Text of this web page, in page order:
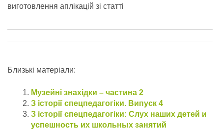
виготовлення аплікацій зі статті
Близькі матеріали:
Музейні знахідки – частина 2
З історії спецпедагогіки. Випуск 4
З історії спецпедагогіки: Слух наших детей и
успешность их школьных занятий